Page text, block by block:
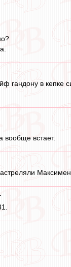
гандону в кепке
вообще встает.